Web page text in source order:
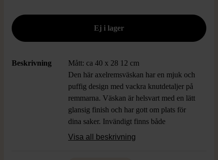
Beskrivning
Mått: ca 40 x 28 12 cm
Den här axelremsväskan har en mjuk och
puffig design med vackra knutdetaljer på
remmarna. Väskan är helsvart med en lätt
glansig finish och har gott om plats för
dina saker. Invändigt finns både
dragkedjefack och öppna fack för praktisk
Visa all beskrivning